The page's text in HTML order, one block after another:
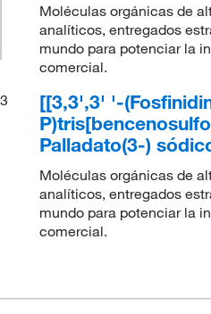
Moléculas orgánicas de
analíticos, entregados
mundo para potenciar la
comercial.
3
[[3,3',3' '-
Palladato(3-)
Moléculas orgánicas de
analíticos, entregados
mundo para potenciar la
comercial.